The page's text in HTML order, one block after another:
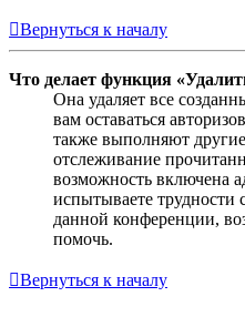
Вернуться к началу
Что делает функция
Она удаляет все
вам оставаться
также выполняют
отслеживание
возможность включена
испытываете трудности
данной конференции,
помочь.
Вернуться к началу